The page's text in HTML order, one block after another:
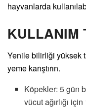
hayvanlarda
KULLANIM
Yenile bilirliği yüksek
yeme karıştırın.
Köpekler: 5 gün
vücut ağırlığı